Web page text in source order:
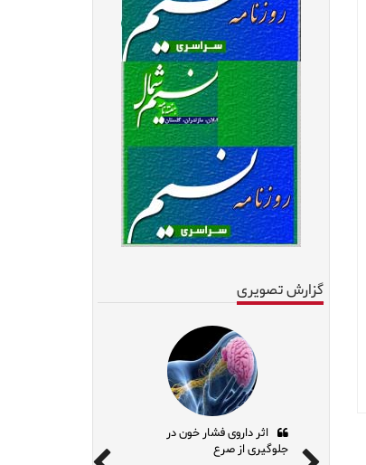
گزارش تصویری
اثر داروی فشار خون در
جلوگیری از صرع